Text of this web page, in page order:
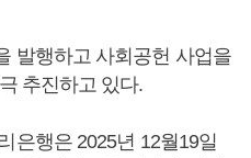
발행하고 사회공헌 사업을
추진하고 있다.
은행은 2025년 12월19일